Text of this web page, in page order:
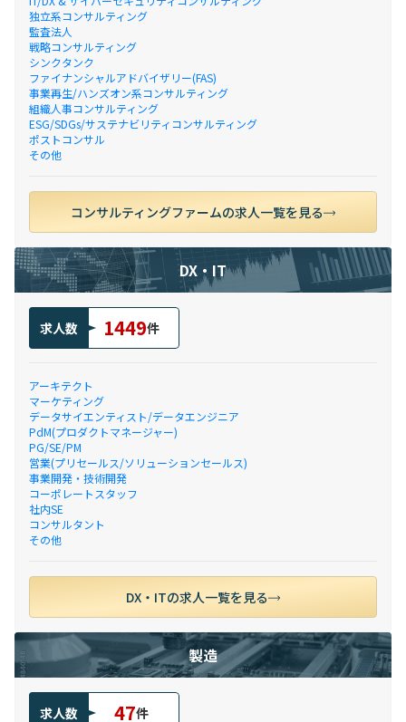
独立系コンサルティング
監査法人
戦略コンサルティング
シンクタンク
ファイナンシャルアドバイザリー(FAS)
事業再生/ハンズオン系コンサルティング
組織人事コンサルティング
ESG/SDGs/サステナビリティコンサルティング
ポストコンサル
その他
コンサルティングファームの求人一覧を見る
DX・IT
求人数 1449件
アーキテクト
マーケティング
データサイエンティスト/データエンジニア
PdM(プロダクトマネージャー)
PG/SE/PM
営業(プリセールス/ソリューションセールス)
事業開発・技術開発
コーポレートスタッフ
社内SE
コンサルタント
その他
DX・ITの求人一覧を見る
製造
求人数 47件